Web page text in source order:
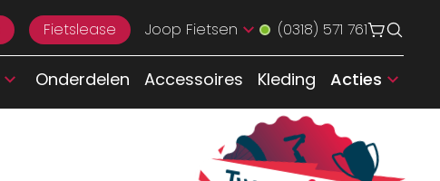
Fietslease Joop Fietsen (0318) 571 761
Onderdelen Accessoires Kleding Acties